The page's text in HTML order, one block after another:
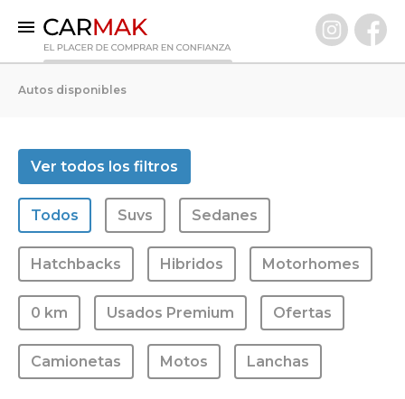
0 KM
Usados Premium
VENDÉ TU AUTO
CLIENTES
PREGUNTAS FRECUENTES
GARANTÍA CARMAK
CONOCÉ CARMAK
Autos disponibles
Ver todos los filtros
Todos Suvs Sedanes
Hatchbacks Hibridos Motorhomes
0 km Usados Premium Ofertas
Camionetas Motos Lanchas